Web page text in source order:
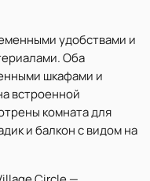
удобствами и
Оба
шкафами и
встроенной
комната для
и балкон с видом на